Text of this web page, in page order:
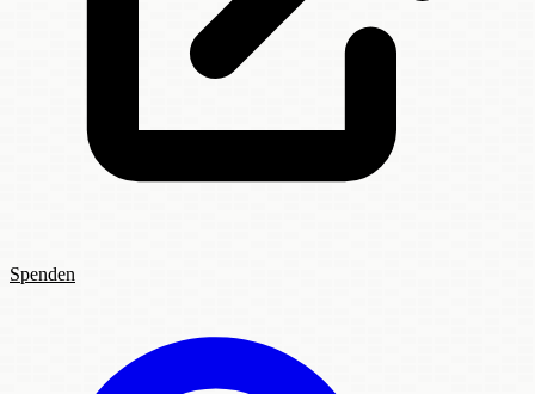
Spenden